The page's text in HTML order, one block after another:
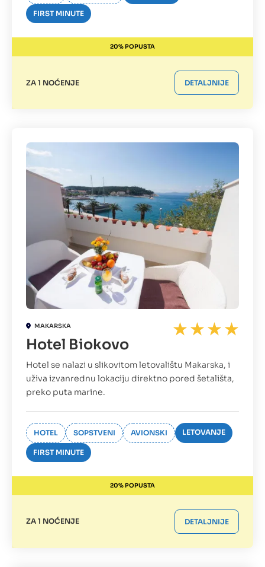
FIRST MINUTE
20% POPUSTA
ZA 1 NOĆENJE DETALJNIJE
MAKARSKA
Hotel Biokovo
Hotel se nalazi u slikovitom letovalištu Makarska, i
uživa izvanrednu lokaciju direktno pored šetališta,
preko puta marine.
HOTEL SOPSTVENI AVIONSKI LETOVANJE
FIRST MINUTE
20% POPUSTA
ZA 1 NOĆENJE DETALJNIJE